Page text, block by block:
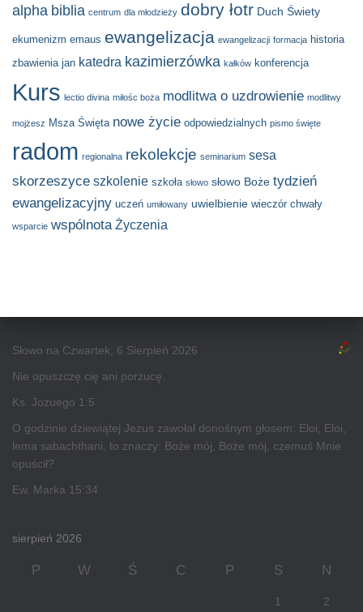
alpha biblia centrum dla młodzieży dobry łotr Duch Świety
ekumenizm emaus ewangelizacja ewangelizacji formacja historia
zbawienia jan katedra kazimierzówka kałków konferencja
Kurs lectio divina miłośc boża modlitwa o uzdrowienie modlitwy
mojżesz Msza Święta nowe życie odpowiedzialnych pismo święte
radom regionalna rekolekcje seminarium sesa
skorzeszyce szkolenie szkoła słowo słowo Boże tydzień
ewangelizacyjny uczeń umiłowany uwielbienie wieczór chwały
wsparcie wspólnota Życzenia
Słowo na Czwartek, 6 Sierpień 2026
Nie opuszczę cię ani porzucę.
Ks. Jozuego 1:5
O godzinie dziewiątej Jezus zawołał donośnym głosem: Eloi, Eloi,
lema sabachthani, to znaczy: Boże mój, Boże mój, czemuś Mnie
opuścił?
Ew. Marka 15:34
sierpień 2026
P W Ś C P S N
1 2